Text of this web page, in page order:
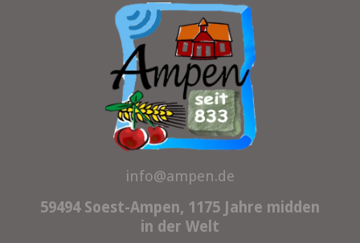
info@ampen.de
59494 Soest-Ampen, 1175 Jahre midden
in der Welt